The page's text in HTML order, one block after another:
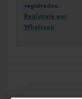
registrados.
Regístrate por
Whatsapp